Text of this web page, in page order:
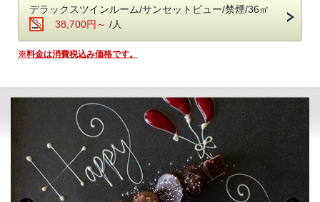
■-朝のごちそう《和食御膳》-■
炊きたて土鍋ご飯のふわりと広がる甘い香り、
一品一品丁寧に仕上げた、心と体にやさしい朝食です。
・会場 レストラン「ザ・マイルストーン」
・時間 7：00～10：00
■-オールインクルーシブで愉しむ癒しの空間-■
ン文字が！
※バルーンは「HAPPY ANNIVERSARY」に変更可能です。
さらに、ディナー時にはメッセージプレートをご用意。
お好きなメッセージをご指定いただければご用意いたします。
【プランに含まれる記念日アイテム】
・HAPPY BIRTHDAYバルーン or HAPPY ANNIVERSARY バルーン
※バルーンの色はゴールドかシルバーのいずれかとなります。
お色のご指定はいたしかねます。
・ディナー時のメッセージプレート
・プラネタリウムマシーン（レンタル料）
◇その他のアニバーサリーオプション◇
デラックスツインルーム/サンセットビュー/禁煙/36㎡
38,700円～ /人
※料金は消費税込み価格です。